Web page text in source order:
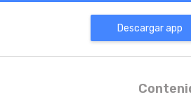
Descargar app